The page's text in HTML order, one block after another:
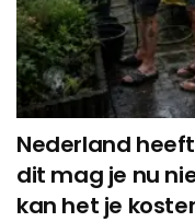
Nederland
dit mag je nu
kan het je